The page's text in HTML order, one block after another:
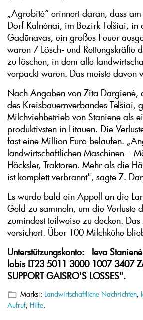
„Agrobitė“ erinnert daran, dass
Dorf Kalnėnai, im Bezirk Telšiai, in
Gadūnavas, ein großes Feuer
waren 7 Lösch- und Rettungskräfte
zu löschen, in dem alle
verpackt waren. Das meiste davon
Nach Angaben von Zita Dargienė,
des Kreisbauernverbandes Telšiai,
Milchviehbetrieb von Staniene als
produktivsten in Litauen. Die
fast eine Million Euro belaufen.
landwirtschaftlichen Maschinen –
Häcksler, Traktoren. Mehr als die
ist komplett verbrannt", sagte Z.
Es wurde bald ein Appell an die
Geld zu sammeln, um die Verluste
zumindest teilweise zu decken.
versichert. Über 100 Milchkühe
Unterstützungskonto: Ieva
lobis LT23 5011 3000 1007 3407
SUPPORT GAISRO'S LOSSES".
Marks : Landwirtschaftliche Nachrichten,
Aufruf, Hilfe.